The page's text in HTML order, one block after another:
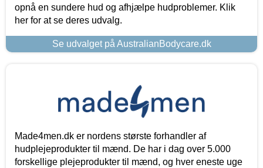
opnå en sundere hud og afhjælpe hudproblemer. Klik
her for at se deres udvalg.
Se udvalget på AustralianBodycare.dk
Made4men.dk er nordens største forhandler af
hudplejeprodukter til mænd. De har i dag over 5.000
forskellige plejeprodukter til mænd, og hver eneste uge